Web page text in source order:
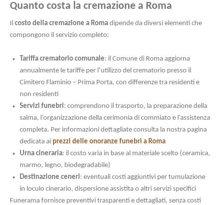
Quanto costa la cremazione a Roma
Il costo della cremazione a Roma dipende da diversi elementi che
compongono il servizio completo:
Tariffa crematorio comunale: il Comune di Roma aggiorna
annualmente le tariffe per l’utilizzo del crematorio presso il
Cimitero Flaminio – Prima Porta, con differenze tra residenti e
non residenti
Servizi funebri: comprendono il trasporto, la preparazione della
salma, l’organizzazione della cerimonia di commiato e l’assistenza
completa. Per informazioni dettagliate consulta la nostra pagina
dedicata ai prezzi delle onoranze funebri a Roma
Urna cineraria: il costo varia in base al materiale scelto (ceramica,
marmo, legno, biodegradabile)
Destinazione ceneri: eventuali costi aggiuntivi per tumulazione
in loculo cinerario, dispersione assistita o altri servizi specifici
Funerama fornisce preventivi trasparenti e dettagliati, senza costi